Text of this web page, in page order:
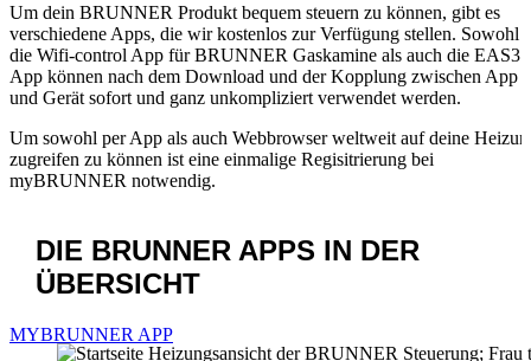
Um dein BRUNNER Produkt bequem steuern zu können, gibt es
verschiedene Apps, die wir kostenlos zur Verfügung stellen. Sowohl
die Wifi-control App für BRUNNER Gaskamine als auch die EAS3
App können nach dem Download und der Kopplung zwischen App
und Gerät sofort und ganz unkompliziert verwendet werden.
Um sowohl per App als auch Webbrowser weltweit auf deine
zugreifen zu können ist eine einmalige Regisitrierung bei
myBRUNNER notwendig.
DIE BRUNNER APPS IN DER
ÜBERSICHT
MYBRUNNER APP